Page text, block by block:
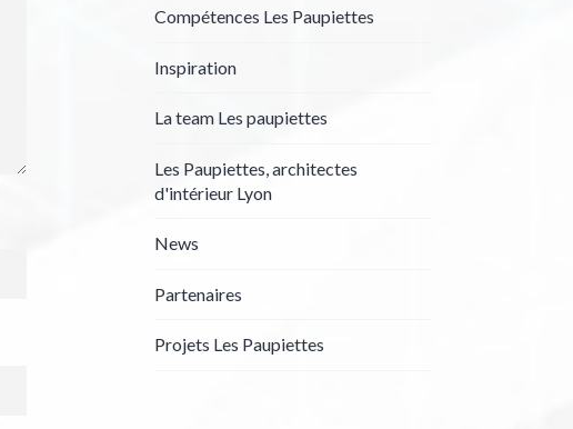
Compétences Les Paupiettes
Inspiration
La team Les paupiettes
Les Paupiettes, architectes
d'intérieur Lyon
News
Partenaires
Projets Les Paupiettes